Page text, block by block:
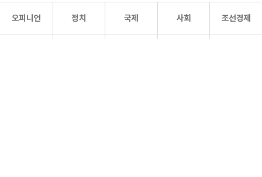
오피니언 정치 국제 사회 조선경제